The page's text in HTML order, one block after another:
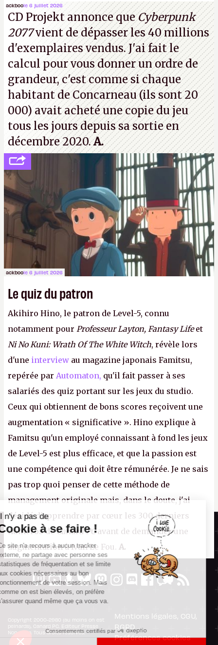
(Dishonored, Deathloop) pourraient faire partie des
prochaines victimes, puisque Microsoft a confirmé
vouloir se séparer du studio.A.
ackboole 6 juillet 2026
CD Projekt annonce queCyberpunk
2077vient de dépasser les 40 millions
d'exemplaires vendus. J'ai fait le
calcul pour vous donner un ordre de
grandeur, c'est comme si chaque
habitant de Concarneau (ils sont 20
000) avait acheté une copie du jeu
tous les jours depuis sa sortie en
décembre 2020.A.
ackboole 6 juillet 2026
Le quiz du patron
Akihiro Hino, le patron de Level-5, connu
notamment pour Professeur Layton, Fantasy Lifeet
Ni No Kuni: Wrath Of The White Witch, révèle lors
d'une interview au magazine japonais Famitsu,
repérée par Automaton, qu'il fait passer à ses
salariés des quiz portant sur les jeux du studio.
Ceux qui obtiennent de bons scores reçoivent une
augmentation « significative ». Hino explique à
Famitsu qu'un employé connaissant à fond les jeux
de Level-5 est plus efficace, et que la passion est
une compétence qui doit être rémunérée. Je ne sais
pas trop quoi penser de cette méthode de
management originale mais, dans le doute, j'ai
décidé d'apprendre par cœur les 300 derniers
numéros deCanard PCavant de demander une
augmentation à Ivan Le Fou. A.
Canard PC
Kiosque numérique
Boutique
Copyright 2000-2980 (au moins on est
peinards), Canard PC. Editeur Presse
Non-Stop. Tous droits réservés.
Mentions légales, CGU,
RGPD
Préférences cookies
Il n'y a pas de
Cookie à se faire !
Ce site n'a recours à aucun tracker
externe, ne partage avec personne ses
statistiques de fréquentation et se limite
aux cookies nécessaires au bon
fonctionnement de votre session. Mais
comme on est bien élevés, on préfère
s'assurer quand même que ça vous va.
Consentements certifiés par